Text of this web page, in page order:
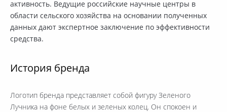
активность. Ведущие российские научные центры в
области сельского хозяйства на основании полученных
данных дают экспертное заключение по эффективности
средства.
История бренда
Логотип бренда представляет собой фигуру Зеленого
Лучника на фоне белых и зеленых колец. Он спокоен и